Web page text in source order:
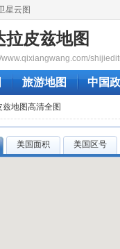
星云图
拉皮兹地图
www.qixiangwang.com/
旅游地图 中国
地图高清全图
美国面积 美国区号